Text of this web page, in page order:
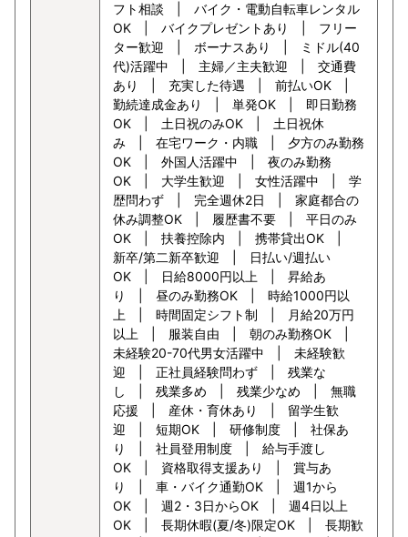
フト相談 | バイク・電動自転車レンタル
OK | バイクプレゼントあり | フリー
ター歓迎 | ボーナスあり | ミドル(40
代)活躍中 | 主婦／主夫歓迎 | 交通費
あり | 充実した待遇 | 前払いOK |
勤続達成金あり | 単発OK | 即日勤務
OK | 土日祝のみOK | 土日祝休
み | 在宅ワーク・内職 | 夕方のみ勤務
OK | 外国人活躍中 | 夜のみ勤務
OK | 大学生歓迎 | 女性活躍中 | 学
歴問わず | 完全週休2日 | 家庭都合の
休み調整OK | 履歴書不要 | 平日のみ
OK | 扶養控除内 | 携帯貸出OK |
新卒/第二新卒歓迎 | 日払い/週払い
OK | 日給8000円以上 | 昇給あ
り | 昼のみ勤務OK | 時給1000円以
上 | 時間固定シフト制 | 月給20万円
以上 | 服装自由 | 朝のみ勤務OK |
未経験20-70代男女活躍中 | 未経験歓
迎 | 正社員経験問わず | 残業な
し | 残業多め | 残業少なめ | 無職
応援 | 産休・育休あり | 留学生歓
迎 | 短期OK | 研修制度 | 社保あ
り | 社員登用制度 | 給与手渡し
OK | 資格取得支援あり | 賞与あ
り | 車・バイク通勤OK | 週1から
OK | 週2・3日からOK | 週4日以上
OK | 長期休暇(夏/冬)限定OK | 長期歓